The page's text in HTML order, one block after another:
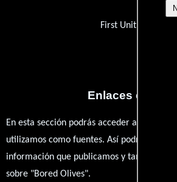
First Unit Caterers
Enlaces
En esta sección podrás acceder a los
utilizamos como fuentes. Así podrás
información que publicamos y también
sobre "Bored Olives".